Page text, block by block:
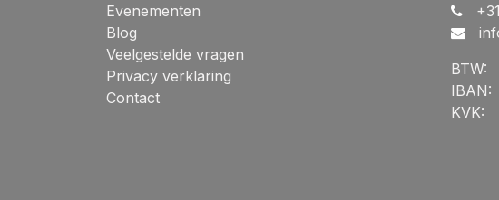
Evenementen
Blog
Veelgestelde vragen
Privacy verklaring
Contact
BTW:
IBAN:
KVK: